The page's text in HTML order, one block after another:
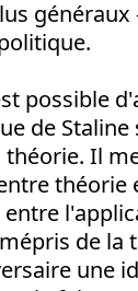
généraux
possible
de Staline
Il
théorie
de la
une